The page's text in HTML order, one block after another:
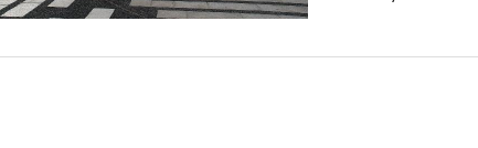
le volleyball.